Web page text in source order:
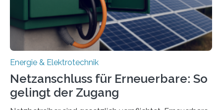
Ministerium für Umwelt, Klima und…
Energie & Elektrotechnik
Netzanschluss für Erneuerbare: So
gelingt der Zugang